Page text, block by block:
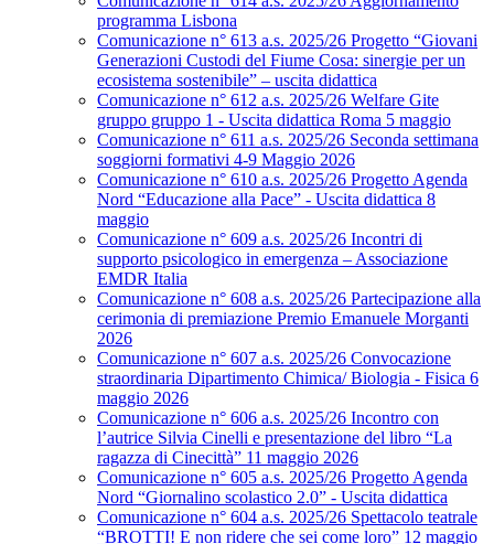
programma Lisbona
Comunicazione n° 613 a.s. 2025/26 Progetto “Giovani
Generazioni Custodi del Fiume Cosa: sinergie per un
ecosistema sostenibile” – uscita didattica
Comunicazione n° 612 a.s. 2025/26 Welfare Gite
gruppo gruppo 1 - Uscita didattica Roma 5 maggio
Comunicazione n° 611 a.s. 2025/26 Seconda settimana
soggiorni formativi 4-9 Maggio 2026
Comunicazione n° 610 a.s. 2025/26 Progetto Agenda
Nord “Educazione alla Pace” - Uscita didattica 8
maggio
Comunicazione n° 609 a.s. 2025/26 Incontri di
supporto psicologico in emergenza – Associazione
EMDR Italia
Comunicazione n° 608 a.s. 2025/26 Partecipazione alla
cerimonia di premiazione Premio Emanuele Morganti
2026
Comunicazione n° 607 a.s. 2025/26 Convocazione
straordinaria Dipartimento Chimica/ Biologia - Fisica 6
maggio 2026
Comunicazione n° 606 a.s. 2025/26 Incontro con
l’autrice Silvia Cinelli e presentazione del libro “La
ragazza di Cinecittà” 11 maggio 2026
Comunicazione n° 605 a.s. 2025/26 Progetto Agenda
Nord “Giornalino scolastico 2.0” - Uscita didattica
Comunicazione n° 604 a.s. 2025/26 Spettacolo teatrale
“BROTTI! E non ridere che sei come loro” 12 maggio